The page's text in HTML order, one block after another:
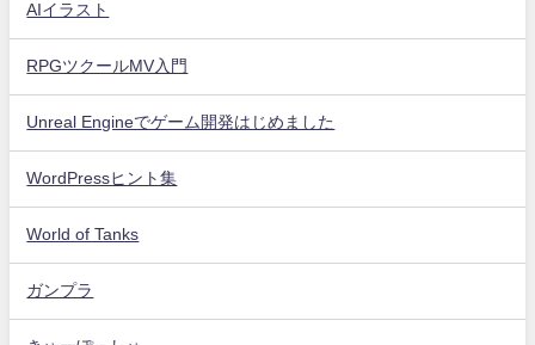
AIイラスト
RPGツクールMV入門
Unreal Engineでゲーム開発はじめました
WordPressヒント集
World of Tanks
ガンプラ